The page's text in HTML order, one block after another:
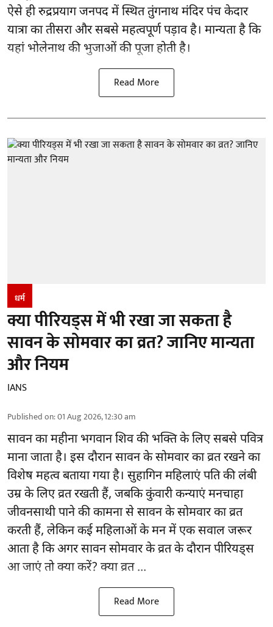
ऐसे ही रुद्रप्रयाग जनपद में स्थित तुंगनाथ मंदिर पंच केदार
यात्रा का तीसरा और सबसे महत्वपूर्ण पड़ाव है। मान्यता है कि
यहां भोलेनाथ की भुजाओं की पूजा होती है।
Read More
धर्म
क्या पीरियड्स में भी रखा जा सकता है
सावन के सोमवार का व्रत? जानिए मान्यता
और नियम
IANS
Published on:01 Aug 2026, 12:30 am
सावन का महीना भगवान शिव की भक्ति के लिए सबसे पवित्र
माना जाता है। इस दौरान सावन के सोमवार का व्रत रखने का
विशेष महत्व बताया गया है। सुहागिन महिलाएं पति की लंबी
उम्र के लिए व्रत रखती हैं, जबकि कुंवारी कन्याएं मनचाहा
जीवनसाथी पाने की कामना से सावन के सोमवार का व्रत
करती हैं, लेकिन कई महिलाओं के मन में एक सवाल जरूर
आता है कि अगर सावन सोमवार के व्रत के दौरान पीरियड्स
आ जाएं तो क्या करें? क्या व्रत ...
Read More